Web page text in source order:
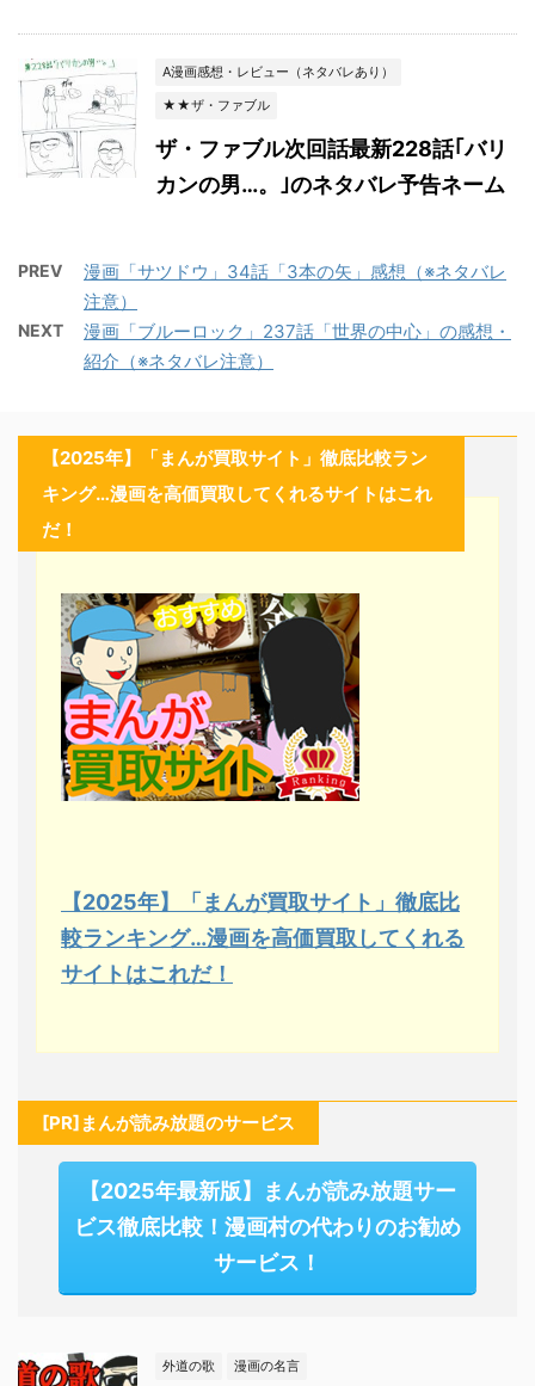
A漫画感想・レビュー（ネタバレあり）
★★ザ・ファブル
ザ・ファブル次回話最新228話｢バリ
カンの男…。｣のネタバレ予告ネーム
PREV
漫画「サツドウ」34話「3本の矢」感想（※ネタバレ
注意）
NEXT
漫画「ブルーロック」237話「世界の中心」の感想・
紹介（※ネタバレ注意）
【2025年】「まんが買取サイト」徹底比較ラン
キング…漫画を高価買取してくれるサイトはこれ
だ！
【2025年】「まんが買取サイト」徹底比
較ランキング…漫画を高価買取してくれる
サイトはこれだ！
[PR]まんが読み放題のサービス
【2025年最新版】まんが読み放題サー
ビス徹底比較！漫画村の代わりのお勧め
サービス！
外道の歌 漫画の名言